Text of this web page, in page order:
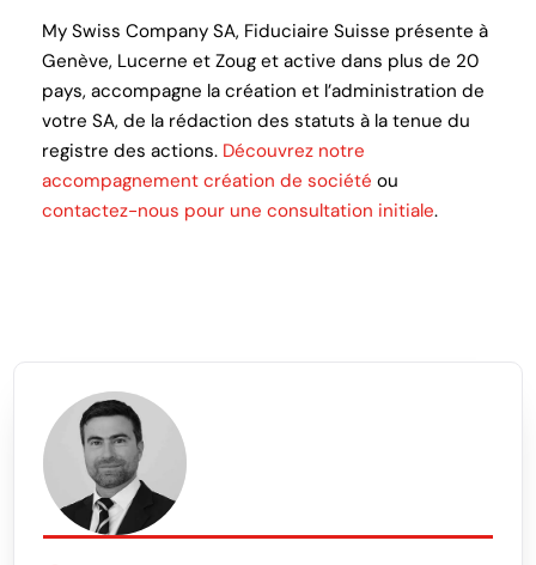
My Swiss Company SA, Fiduciaire Suisse présente à
Genève, Lucerne et Zoug et active dans plus de 20
pays, accompagne la création et l’administration de
votre SA, de la rédaction des statuts à la tenue du
registre des actions. Découvrez notre
accompagnement création de société ou
contactez-nous pour une consultation initiale.